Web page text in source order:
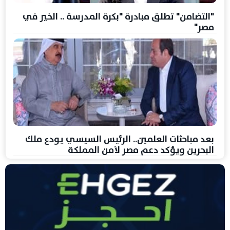
"التضامن" تطلق مبادرة "بكرة المدرسة .. الخير في
مصر"
بعد مباحثات العلمين.. الرئيس السيسي يودع ملك
البحرين ويؤكد دعم مصر لأمن المملكة